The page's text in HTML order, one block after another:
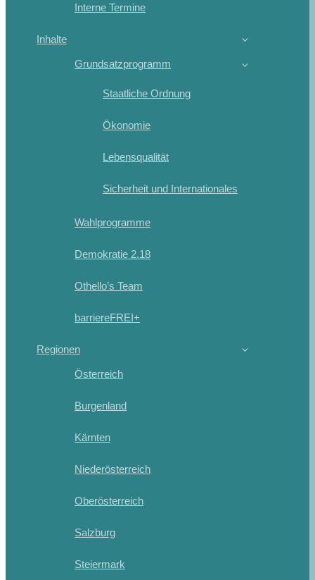
Interne Termine
Inhalte
Grundsatzprogramm
Staatliche Ordnung
Ökonomie
Lebensqualität
Sicherheit und Internationales
Wahlprogramme
Demokratie 2.18
Othello’s Team
barriereFREI+
Regionen
Österreich
Burgenland
Kärnten
Niederösterreich
Oberösterreich
Salzburg
Steiermark